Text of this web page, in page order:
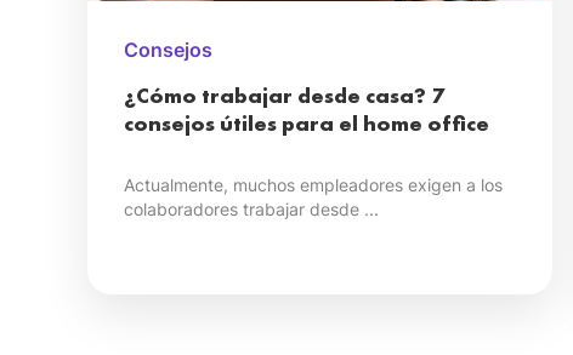
Consejos
¿Cómo trabajar desde casa? 7
consejos útiles para el home office
Actualmente, muchos empleadores exigen a los
colaboradores trabajar desde ...